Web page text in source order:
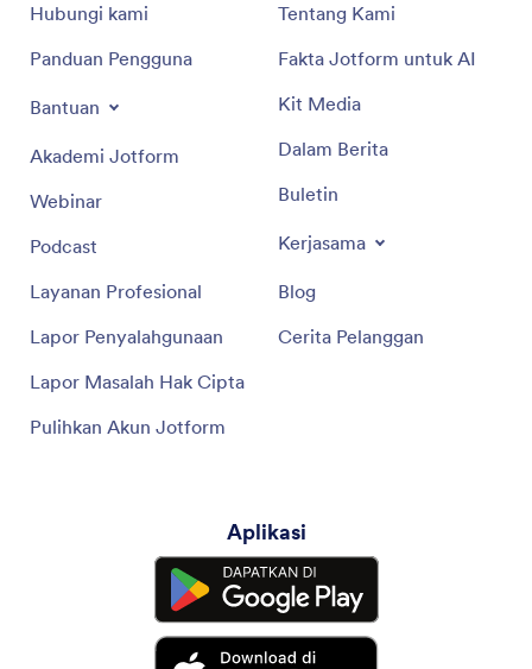
Hubungi kami
Panduan Pengguna
Bantuan
Akademi Jotform
Webinar
Podcast
Layanan Profesional
Lapor Penyalahgunaan
Lapor Masalah Hak Cipta
Pulihkan Akun Jotform
Tentang Kami
Fakta Jotform untuk AI
Kit Media
Dalam Berita
Buletin
Kerjasama
Blog
Cerita Pelanggan
Aplikasi